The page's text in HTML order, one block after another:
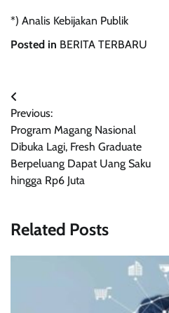
*) Analis Kebijakan Publik
Posted in BERITA TERBARU
Navigasi
pos
Previous:
Program Magang Nasional
Dibuka Lagi, Fresh Graduate
Berpeluang Dapat Uang Saku
hingga Rp6 Juta
Related Posts